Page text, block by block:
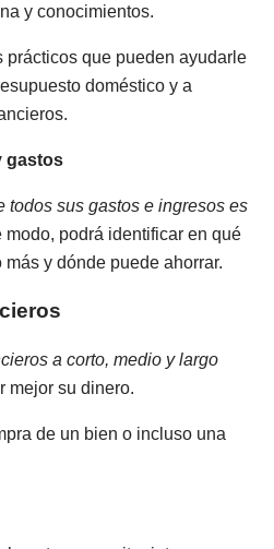
y conocimientos.
prácticos que pueden ayudarle
doméstico y a
gastos
todos sus gastos e ingresos es
modo, podrá identificar en qué
y dónde puede ahorrar.
a corto, medio y largo
mejor su dinero.
de un bien o incluso una